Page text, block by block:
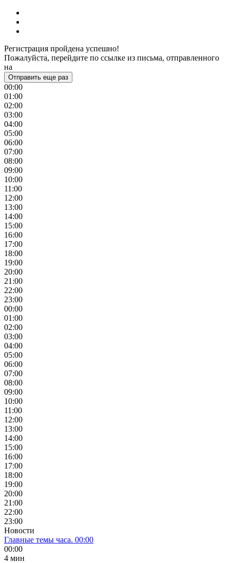
Регистрация пройдена успешно!
Пожалуйста, перейдите по ссылке из письма, отправленного
на
Отправить еще раз
00:00
01:00
02:00
03:00
04:00
05:00
06:00
07:00
08:00
09:00
10:00
11:00
12:00
13:00
14:00
15:00
16:00
17:00
18:00
19:00
20:00
21:00
22:00
23:00
00:00
01:00
02:00
03:00
04:00
05:00
06:00
07:00
08:00
09:00
10:00
11:00
12:00
13:00
14:00
15:00
16:00
17:00
18:00
19:00
20:00
21:00
22:00
23:00
Новости
Главные темы часа. 00:00
00:00
4 мин